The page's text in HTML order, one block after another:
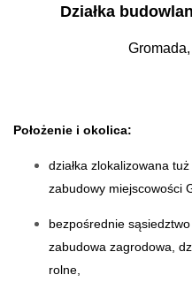
Działka
Położenie i okolica:
działka zlokalizowana
zabudowy miejscowości
bezpośrednie
zabudowa zagrodowa,
rolne,